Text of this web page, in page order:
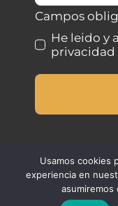
Ley de cookies
Desistimiento
Campos
He leido y
privacidad
Usamos cookies
experiencia en
asumiremos